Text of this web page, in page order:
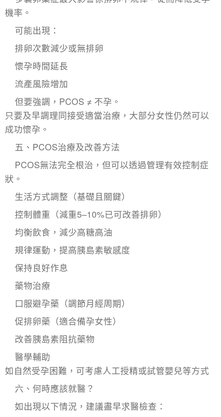
機率。
可能出現：
排卵次數減少或無排卵
懷孕時間延長
流產風險增加
但要強調，PCOS ≠ 不孕。
只要及早調理同接受適當治療，大部分女性仍然可以
成功懷孕。
五、PCOS治療及改善方法
PCOS無法完全根治，但可以透過管理有效控制症
狀。
生活方式調整（基礎且關鍵）
控制體重（減重5–10%已可改善排卵）
均衡飲食，減少高糖高油
規律運動，提高胰島素敏感度
保持良好作息
藥物治療
口服避孕藥（調節月經周期）
促排卵藥（適合備孕女性）
改善胰島素阻抗藥物
醫學輔助
如自然受孕困難，可考慮人工授精或試管嬰兒等方式
六、何時應該就醫？
如出現以下情況，建議盡早求醫檢查：